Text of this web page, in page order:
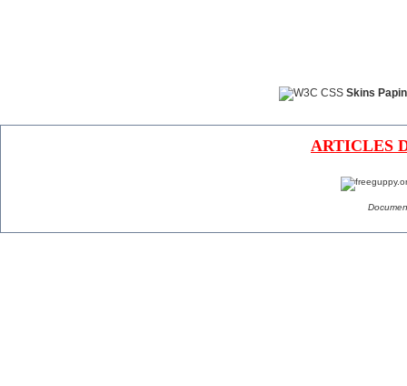
Skins
ARTICLES